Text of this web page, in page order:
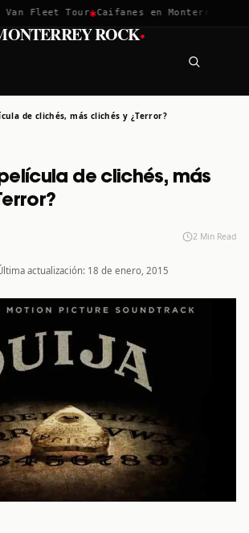
Fleet Tour✱ Caifanes en Monterrey · 12
ROCK·
de clichés, más clichés y ¿Terror?
de clichés, más
2 Min Read
actualización: 18 de enero, 2015